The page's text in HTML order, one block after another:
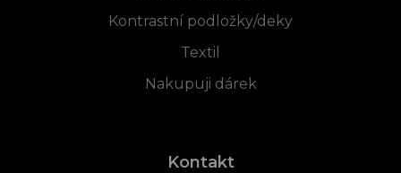
Kontrastní podložky/deky
Textil
Nakupuji dárek
Kontakt